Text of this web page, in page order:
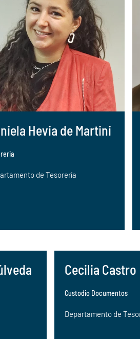
Hevia de Martini
de Tesorería
Cecilia Castro
Custodio Documentos
Departamento de